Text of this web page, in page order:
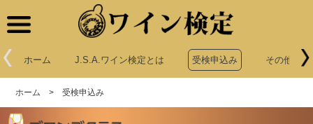
ホーム J.S.A.ワイン検定とは 受検申込み その他申込
ホーム >受検申込み